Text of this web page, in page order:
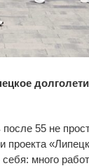
после 55 не
проекта «
себя: много